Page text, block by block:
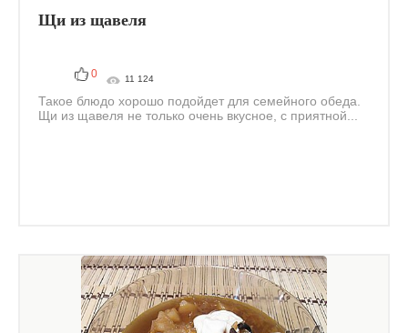
Щи из щавеля
0 11 124
Такое блюдо хорошо подойдет для семейного обеда.
Щи из щавеля не только очень вкусное, с приятной...